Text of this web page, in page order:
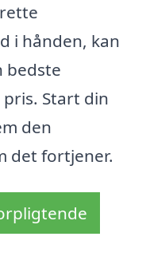
i hånden, kan
bedste
Start din
den
det fortjener.